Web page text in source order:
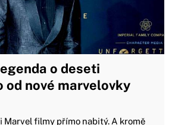
o deseti
od nové marvelovky
Marvel filmy přímo nabitý. A kromě